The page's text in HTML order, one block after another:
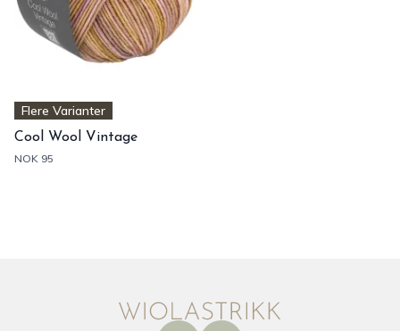
Flere Varianter
Cool Wool Vintage
NOK 95